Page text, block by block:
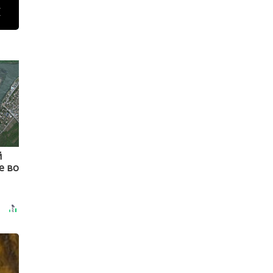
во